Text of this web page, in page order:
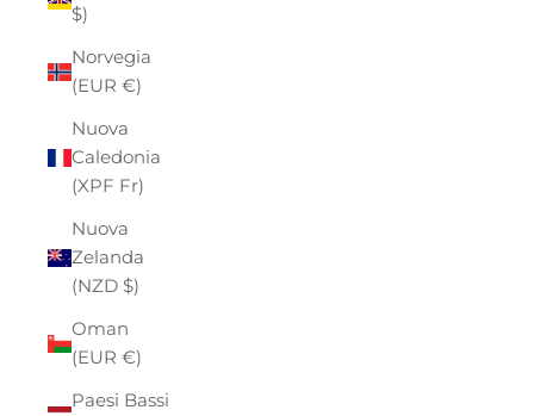
$)
Norvegia
(EUR €)
Nuova
Caledonia
(XPF Fr)
Nuova
Zelanda
(NZD $)
Oman
(EUR €)
Paesi Bassi